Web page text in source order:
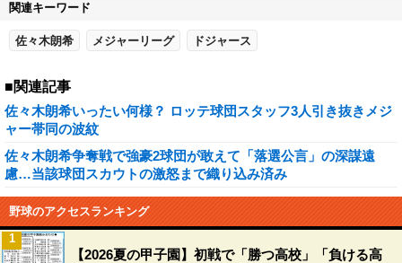
関連キーワード
佐々木朗希 メジャーリーグ ドジャース
■関連記事
佐々木朗希いったい何様？ ロッテ球団スタッフ3人引き抜きメジ
ャー帯同の波紋
佐々木朗希争奪戦で強豪2球団が敢えて「落選公言」の深謀遠
慮…当該球団スカウトの激怒まで織り込み済み
野球のアクセスランキング
【2026夏の甲子園】初戦で「勝つ高校」「負ける高
1